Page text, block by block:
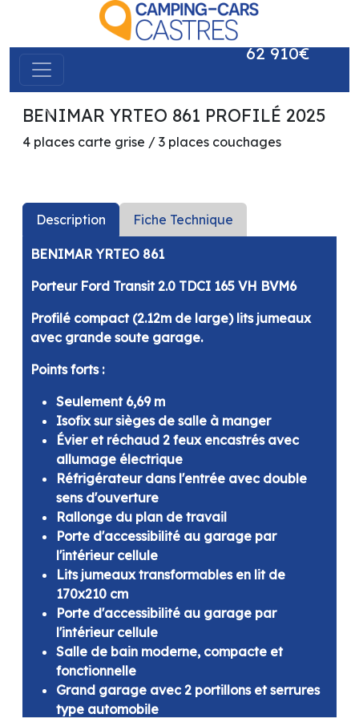
précédent suivant
BENIMAR YRTEO 861 PROFILÉ 2025
4 places carte grise / 3 places couchages
62 910€
Description Fiche Technique
BENIMAR YRTEO 861
Porteur Ford Transit 2.0 TDCI 165 VH BVM6
Profilé compact (2.12m de large) lits jumeaux
avec grande soute garage.
Points forts :
Seulement 6,69 m
Isofix sur sièges de salle à manger
Évier et réchaud 2 feux encastrés avec
allumage électrique
Réfrigérateur dans l'entrée avec double
sens d'ouverture
Rallonge du plan de travail
Porte d'accessibilité au garage par
l'intérieur cellule
Lits jumeaux transformables en lit de
170x210 cm
Porte d'accessibilité au garage par
l'intérieur cellule
Salle de bain moderne, compacte et
fonctionnelle
Grand garage avec 2 portillons et serrures
type automobile